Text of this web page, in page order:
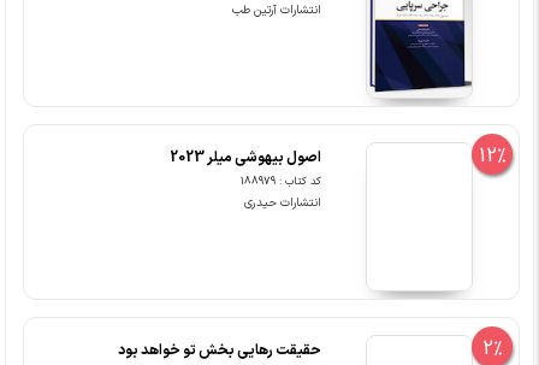
انتشارات آرتین طب
12% اصول بیهوشی میلر 2023
کد کتاب : 188979
انتشارات حیدری
2% حقیقت رهایی بخش تو خواهد بود